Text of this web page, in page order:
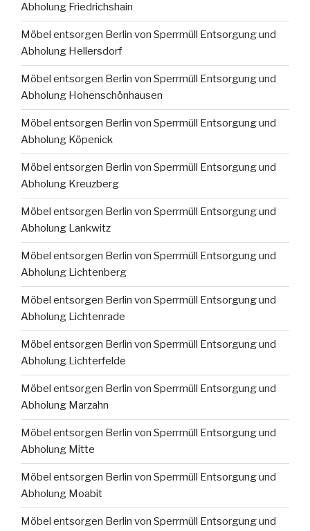
Abholung Friedrichshain
Möbel entsorgen Berlin von Sperrmüll Entsorgung und
Abholung Hellersdorf
Möbel entsorgen Berlin von Sperrmüll Entsorgung und
Abholung Hohenschönhausen
Möbel entsorgen Berlin von Sperrmüll Entsorgung und
Abholung Köpenick
Möbel entsorgen Berlin von Sperrmüll Entsorgung und
Abholung Kreuzberg
Möbel entsorgen Berlin von Sperrmüll Entsorgung und
Abholung Lankwitz
Möbel entsorgen Berlin von Sperrmüll Entsorgung und
Abholung Lichtenberg
Möbel entsorgen Berlin von Sperrmüll Entsorgung und
Abholung Lichtenrade
Möbel entsorgen Berlin von Sperrmüll Entsorgung und
Abholung Lichterfelde
Möbel entsorgen Berlin von Sperrmüll Entsorgung und
Abholung Marzahn
Möbel entsorgen Berlin von Sperrmüll Entsorgung und
Abholung Mitte
Möbel entsorgen Berlin von Sperrmüll Entsorgung und
Abholung Moabit
Möbel entsorgen Berlin von Sperrmüll Entsorgung und